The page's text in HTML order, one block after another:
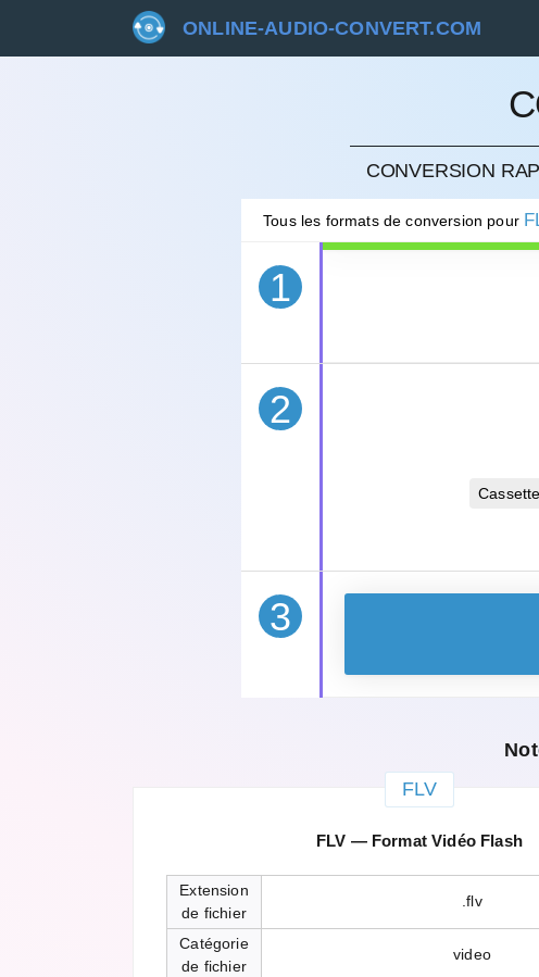
ONLINE-AUDIO-CONVERT.COM
CONVERSION
Tous les formats de conversion pour
1
ANNULER
2
3
FLV
FLV — Format Vidéo Flash
Extension
de fichier
.flv
Catégorie
de fichier
video